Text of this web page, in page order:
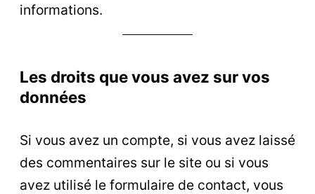
informations.
Les droits que vous avez sur vos
données
Si vous avez un compte, si vous avez laissé
des commentaires sur le site ou si vous
avez utilisé le formulaire de contact, vous